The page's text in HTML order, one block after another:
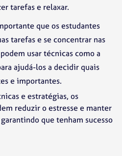
tarefas e relaxar.
que os estudantes
tarefas e se concentrar nas
usar técnicas como a
ajudá-los a decidir quais
e importantes.
e estratégias, os
reduzir o estresse e manter
que tenham sucesso